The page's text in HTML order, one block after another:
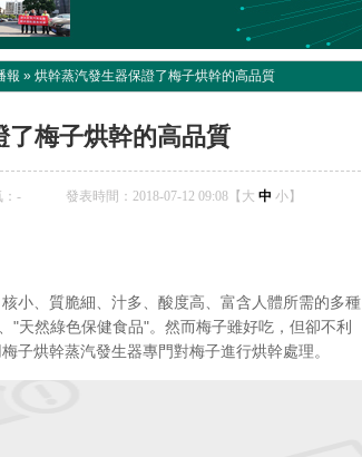
報 » 烘幹蒸汽發生器保證了梅子烘幹的高品質
了梅子烘幹的高品質
- 發表時間：2018-07-12 09:08【 大 中 小】
、質脆細、汁多、酸度高、富含人體所需的多種
"天然綠色保健食品"。然而梅子雖好吃，但卻不利
子烘幹蒸汽發生器專門對梅子進行烘幹處理。